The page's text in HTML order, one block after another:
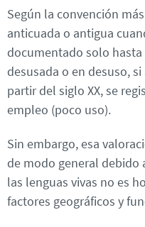
Según la convención
anticuada o antigua
documentado solo hasta
desusada o en desuso,
partir del siglo XX, se
empleo (poco uso).
Sin embargo, esa
de modo general
las lenguas vivas no es
factores geográficos y